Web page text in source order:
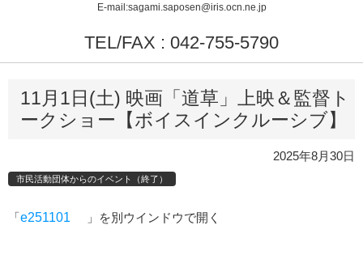
E-mail:sagami.saposen@iris.ocn.ne.jp
TEL/FAX : 042-755-5790
コンテンツに移動
11月1日(土) 映画「道草」上映＆監督ト
ークショー【ボイスインクルーシブ】
2025年8月30日
市民活動団体からのイベント（終了）
「e251101 」を別ウインドウで開く